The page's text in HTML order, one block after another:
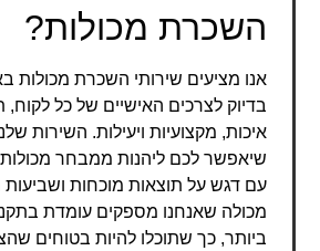
השכרת מכולות?
אנו מציעים שירותי השכרת מכולות
בדיוק לצרכים האישיים של כל לקוח,
איכות, מקצועיות ויעילות. השירות
שיאפשר לכם ליהנות ממבחר מכולות
עם דגש על תוצאות מוכחות ושביעות
מכולה שאנחנו מספקים עומדת
ביותר, כך שתוכלו להיות בטוחים